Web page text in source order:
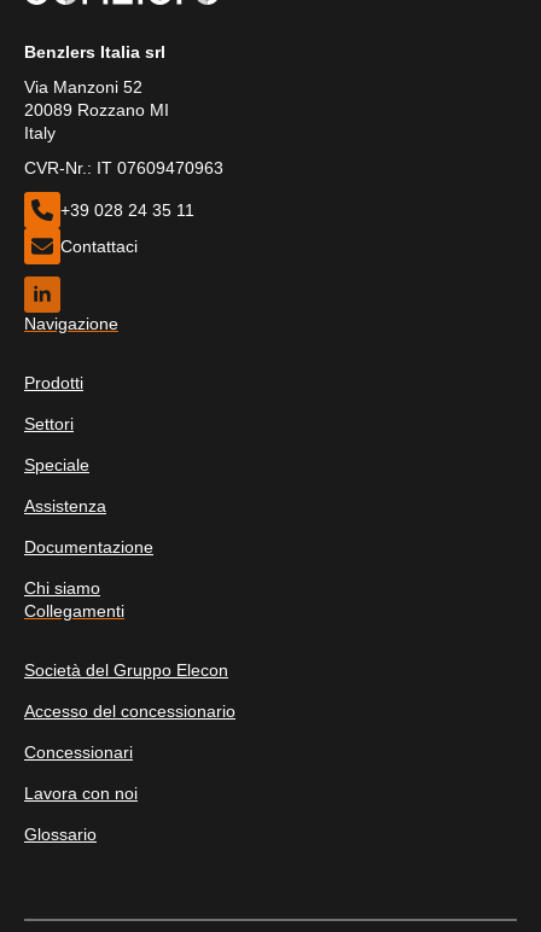
Benzlers Italia srl
Via Manzoni 52
20089 Rozzano MI
Italy
CVR-Nr.: IT 07609470963
+39 028 24 35 11
Contattaci
Navigazione
Prodotti
Settori
Speciale
Assistenza
Documentazione
Chi siamo
Collegamenti
Società del Gruppo Elecon
Accesso del concessionario
Concessionari
Lavora con noi
Glossario